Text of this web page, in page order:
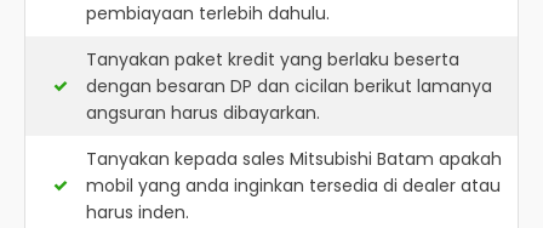
pembiayaan terlebih dahulu.
Tanyakan paket kredit yang berlaku beserta
dengan besaran DP dan cicilan berikut lamanya
angsuran harus dibayarkan.
Tanyakan kepada sales Mitsubishi Batam apakah
mobil yang anda inginkan tersedia di dealer atau
harus inden.